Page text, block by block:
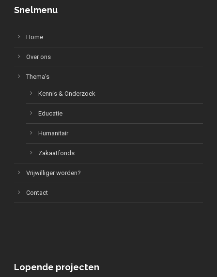
Snelmenu
Home
Over ons
Thema’s
Kennis & Onderzoek
Educatie
Humanitair
Zakaatfonds
Vrijwilliger worden?
Contact
Lopende projecten